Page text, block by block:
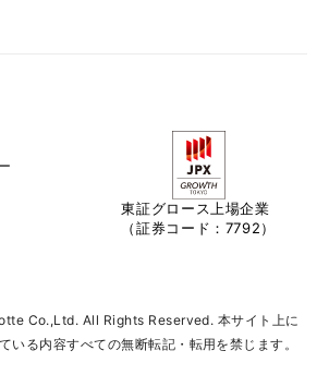
東証グロース上場企業
（証券コード：7792）
Co.,Ltd. All Rights Reserved. 本サイト上に
いる内容すべての無断転記・転用を禁じます。